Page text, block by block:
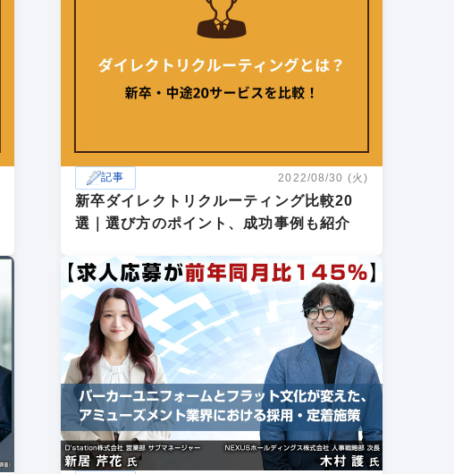
記事 2022/08/30 (火)
新卒ダイレクトリクルーティング比較20
選｜選び方のポイント、成功事例も紹介